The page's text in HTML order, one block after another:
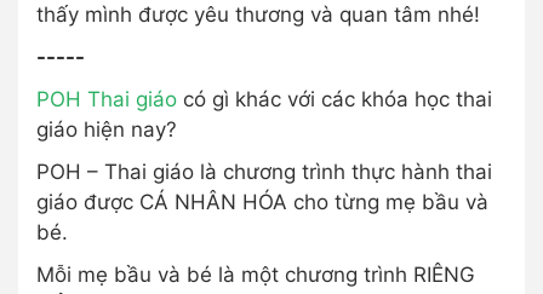
thấy mình được yêu thương và quan tâm nhé!
-----
POH Thai giáo có gì khác với các khóa học thai
giáo hiện nay?
POH – Thai giáo là chương trình thực hành thai
giáo được CÁ NHÂN HÓA cho từng mẹ bầu và
bé.
Mỗi mẹ bầu và bé là một chương trình RIÊNG